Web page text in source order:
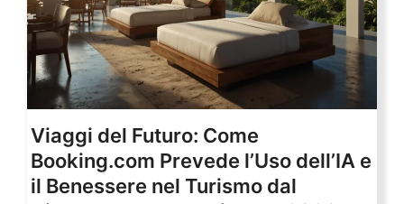
Viaggi del Futuro: Come
Booking.com Prevede l’Uso dell’IA e
il Benessere nel Turismo dal